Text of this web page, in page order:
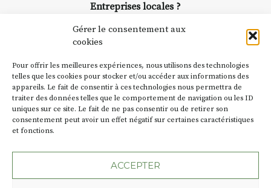
Gérer le consentement aux
cookies
Pour offrir les meilleures expériences, nous utilisons des technologies
telles que les cookies pour stocker et/ou accéder aux informations des
appareils. Le fait de consentir à ces technologies nous permettra de
traiter des données telles que le comportement de navigation ou les ID
uniques sur ce site. Le fait de ne pas consentir ou de retirer son
consentement peut avoir un effet négatif sur certaines caractéristiques
et fonctions.
ACCEPTER
caves, les granges d’Auzon. Le
Fumoir est l’un de ces espaces
d’autres activités culturelles de
la Petite Cité de Caractère. Par
exemple, l’installationCochon
Charbons’inscrit comme en
« off » du festival d’Auzon 2026
SA D’où vient le nom :Fumoir?
BT C’est le terme employé dans
Entreprises locales ?
Suivez toute l'actu de Strada